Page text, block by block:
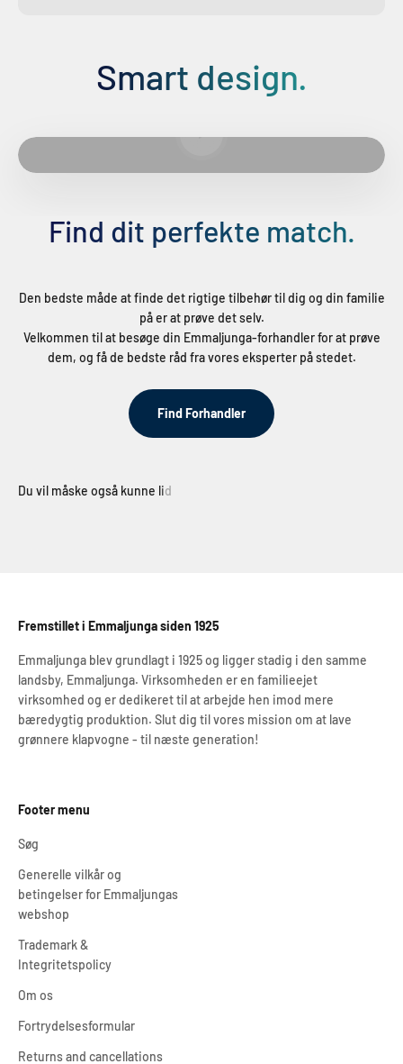
Smart design.
Find dit perfekte match.
Den bedste måde at finde det rigtige tilbehør til dig og din familie
på er at prøve det selv.
Velkommen til at besøge din Emmaljunga-forhandler for at prøve
dem, og få de bedste råd fra vores eksperter på stedet.
Find Forhandler
Fremstillet i Emmaljunga siden 1925
Emmaljunga blev grundlagt i 1925 og ligger stadig i den samme
landsby, Emmaljunga. Virksomheden er en familieejet
virksomhed og er dedikeret til at arbejde hen imod mere
bæredygtig produktion. Slut dig til vores mission om at lave
grønnere klapvogne - til næste generation!
Footer menu
Søg
Generelle vilkår og
betingelser for Emmaljungas
webshop
Trademark &
Integritetspolicy
Om os
Fortrydelsesformular
Returns and cancellations